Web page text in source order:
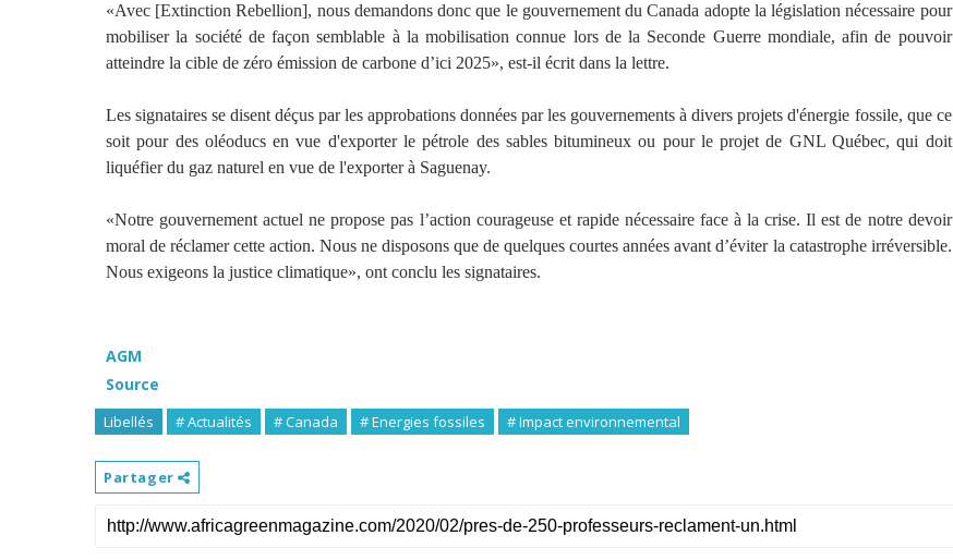
«Avec [Extinction Rebellion], nous demandons donc que le gouvernement du Canada adopte la législation nécessaire pour
mobiliser la société de façon semblable à la mobilisation connue lors de la Seconde Guerre mondiale, afin de pouvoir
atteindre la cible de zéro émission de carbone d’ici 2025», est-il écrit dans la lettre.
Les signataires se disent déçus par les approbations données par les gouvernements à divers projets d'énergie fossile, que ce
soit pour des oléoducs en vue d'exporter le pétrole des sables bitumineux ou pour le projet de GNL Québec, qui doit
liquéfier du gaz naturel en vue de l'exporter à Saguenay.
«Notre gouvernement actuel ne propose pas l’action courageuse et rapide nécessaire face à la crise. Il est de notre devoir
moral de réclamer cette action. Nous ne disposons que de quelques courtes années avant d’éviter la catastrophe irréversible.
Nous exigeons la justice climatique», ont conclu les signataires.
AGM
Source
Libellés # Actualités # Canada # Energies fossiles # Impact environnemental
Partager